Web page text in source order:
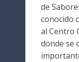
de
conocido
al Centro
donde se